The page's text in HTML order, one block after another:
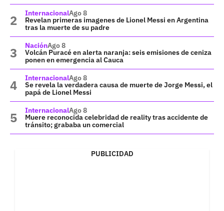
InternacionalAgo 8
Revelan primeras imagenes de Lionel Messi en Argentina
tras la muerte de su padre
NaciónAgo 8
Volcán Puracé en alerta naranja: seis emisiones de ceniza
ponen en emergencia al Cauca
InternacionalAgo 8
Se revela la verdadera causa de muerte de Jorge Messi, el
papá de Lionel Messi
InternacionalAgo 8
Muere reconocida celebridad de reality tras accidente de
tránsito; grababa un comercial
PUBLICIDAD